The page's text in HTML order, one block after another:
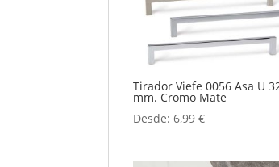
Tirador Viefe 0056 Asa U
mm. Cromo Mate
Desde:6,99€